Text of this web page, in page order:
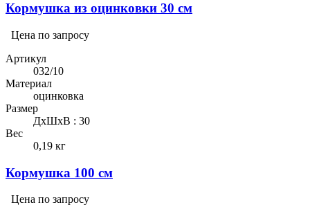
Кормушка из оцинковки 30 см
Цена по запросу
Артикул
032/10
Материал
оцинковка
Размер
ДхШхВ : 30
Вес
0,19 кг
Кормушка 100 см
Цена по запросу